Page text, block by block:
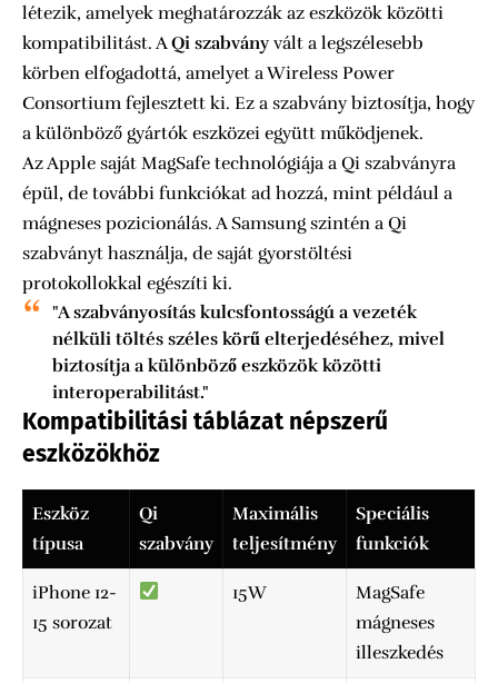
létezik, amelyek meghatározzák az eszközök közötti
kompatibilitást. AQi szabványvált a legszélesebb
körben elfogadottá, amelyet a Wireless Power
Consortium fejlesztett ki. Ez a szabvány biztosítja, hogy
a különböző gyártók eszközei együtt működjenek.
Az Apple saját MagSafe technológiája a Qi szabványra
épül, de további funkciókat ad hozzá, mint például a
mágneses pozicionálás. A Samsung szintén a Qi
szabványt használja, de saját gyorstöltési
protokollokkal egészíti ki.
"A szabványosítás kulcsfontosságú a vezeték
nélküli töltés széles körű elterjedéséhez, mivel
biztosítja a különböző eszközök közötti
interoperabilitást."
Kompatibilitási táblázat népszerű
eszközökhöz
Eszköz
típusa
Qi
szabvány
Maximális
teljesítmény
Speciális
funkciók
iPhone 12-
15 sorozat
15W
MagSafe
mágneses
illeszkedés